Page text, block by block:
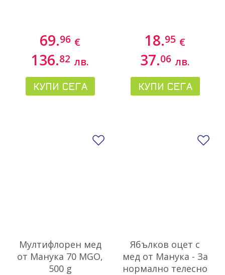
69.96 €
136.82 лв.
КУПИ СЕГА
18.95 €
37.06 лв.
КУПИ СЕГА
Мултифлорен мед
от Манука 70 MGO,
500 g
Ябълков оцет с
мед от Манука - За
нормално телесно